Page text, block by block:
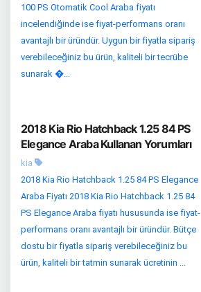
100 PS Otomatik Cool Araba fiyatı
incelendiğinde ise fiyat-performans oranı
avantajlı bir üründür. Uygun bir fiyatla sipariş
verebileceğiniz bu ürün, kaliteli bir tecrübe
sunarak �...
2018 Kia Rio Hatchback 1.25 84 PS
Elegance Araba Kullanan Yorumları
kia
2018 Kia Rio Hatchback 1.25 84 PS Elegance
Araba Fiyatı 2018 Kia Rio Hatchback 1.25 84
PS Elegance Araba fiyatı hususunda ise fiyat-
performans oranı avantajlı bir üründür. Bütçe
dostu bir fiyatla sipariş verebileceğiniz bu
ürün, kaliteli bir tatmin sunarak ücretinin ...